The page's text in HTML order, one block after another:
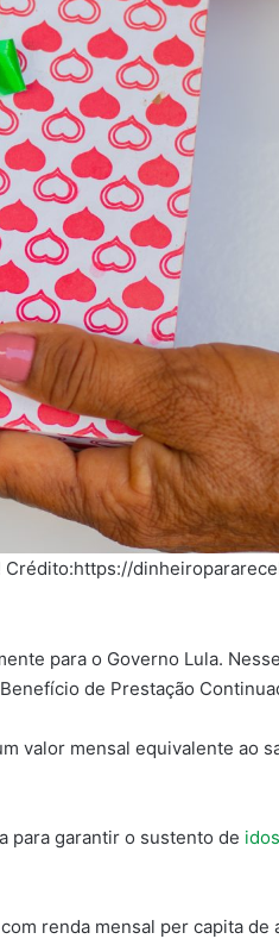
para o Governo Lula.
de Prestação
valor mensal equivalente ao
para garantir o sustento de
renda mensal per capita de